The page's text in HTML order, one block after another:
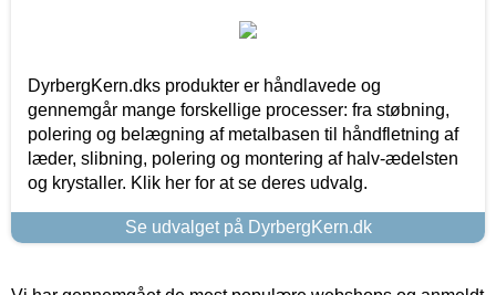
DyrbergKern.dks produkter er håndlavede og
gennemgår mange forskellige processer: fra støbning,
polering og belægning af metalbasen til håndfletning af
læder, slibning, polering og montering af halv-ædelsten
og krystaller. Klik her for at se deres udvalg.
Se udvalget på DyrbergKern.dk